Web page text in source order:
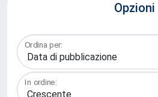
Opzioni
Ordina per:
In ordine: